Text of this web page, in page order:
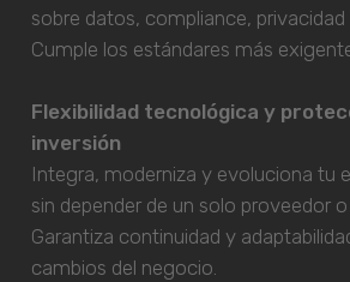
sobre datos, compliance, privacidad
Cumple los estándares más
Flexibilidad tecnológica y
inversión
Integra, moderniza y evoluciona tu
sin depender de un solo proveedor
Garantiza continuidad y
cambios del negocio.